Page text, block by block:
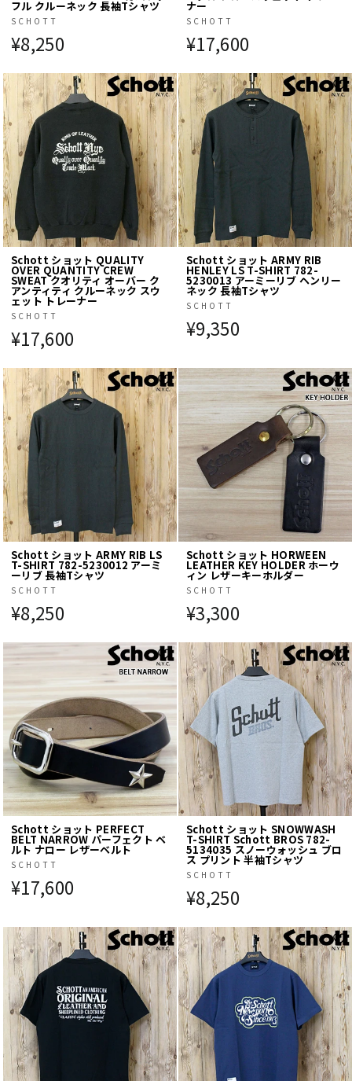
フル クルーネック 長袖Tシャツ
SCHOTT
¥8,250
ナー
SCHOTT
¥17,600
Schott ショット QUALITY
OVER QUANTITY CREW
SWEAT クオリティ オーバー ク
アンティティ クルーネック スウ
ェット トレーナー
SCHOTT
¥17,600
Schott ショット ARMY RIB
HENLEY LS T-SHIRT 782-
5230013 アーミーリブ ヘンリー
ネック 長袖Tシャツ
SCHOTT
¥9,350
Schott ショット ARMY RIB LS
T-SHIRT 782-5230012 アーミ
ーリブ 長袖Tシャツ
SCHOTT
¥8,250
Schott ショット HORWEEN
LEATHER KEY HOLDER ホーウ
ィン レザーキーホルダー
SCHOTT
¥3,300
Schott ショット PERFECT
BELT NARROW パーフェクト ベ
ルト ナロー レザーベルト
SCHOTT
¥17,600
Schott ショット SNOWWASH
T-SHIRT Schott BROS 782-
5134035 スノーウォッシュ ブロ
ス プリント 半袖Tシャツ
SCHOTT
¥8,250